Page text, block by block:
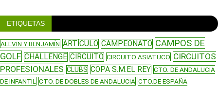
ETIQUETAS
ALEVIN Y BENJAMÍN ARTÍCULO CAMPEONATO CAMPOS DE
GOLF CHALLENGE CIRCUITO CIRCUITO ASIATUCO CIRCUITOS
PROFESIONALES CLUBS COPA S.M.EL REY CTO. DE ANDALUCIA
DE INFANTIL
CTO. DE DOBLES DE ANDALUCIA CTO.DE ESPAÑA